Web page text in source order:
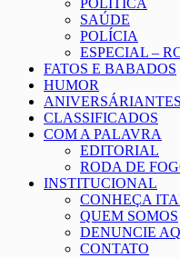
POLÍTICA
SAÚDE
POLÍCIA
ESPECIAL –
FATOS E BABADOS
HUMOR
ANIVERSÁRIANTES
CLASSIFICADOS
COM A PALAVRA
EDITORIAL
RODA DE
INSTITUCIONAL
CONHEÇA
QUEM SOMOS
DENUNCIE
CONTATO